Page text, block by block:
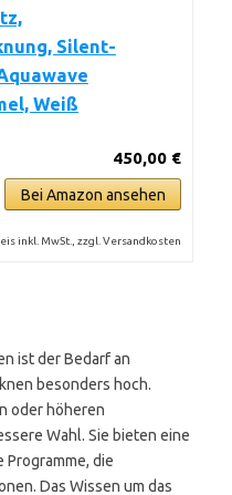
Silent-
Weiß
450,00 €
Bei Amazon ansehen
inkl. MwSt., zzgl. Versandkosten
ist der Bedarf an
besonders hoch.
oder höheren
Wahl. Sie bieten eine
die
Das Wissen um das